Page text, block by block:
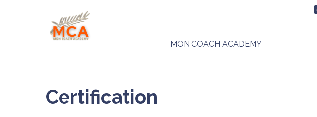
MON COACH ACADEMY
Certification